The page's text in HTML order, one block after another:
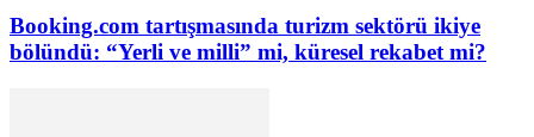
Booking.com tartışmasında turizm sektörü ikiye
bölündü: “Yerli ve milli” mi, küresel rekabet mi?